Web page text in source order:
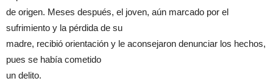
de origen. Meses después, el joven, aún marcado por el
sufrimiento y la pérdida de su
madre, recibió orientación y le aconsejaron denunciar los hechos,
pues se había cometido
un delito.